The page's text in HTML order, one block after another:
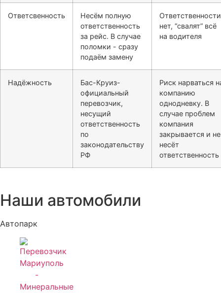
Ответсвенность
Несём полную
ответственность
за рейс. В случае
поломки - сразу
подаём замену
Ответственности
нет, “свалят” всё
на водителя
Надёжность
Бас-Круиз-
официальный
перевозчик,
несущий
ответственность
по
законодательству
РФ
Риск нарваться
компанию
однодневку. В
случае проблем
компания
закрывается и не
несёт
ответственность
Наши автомобили
Автопарк